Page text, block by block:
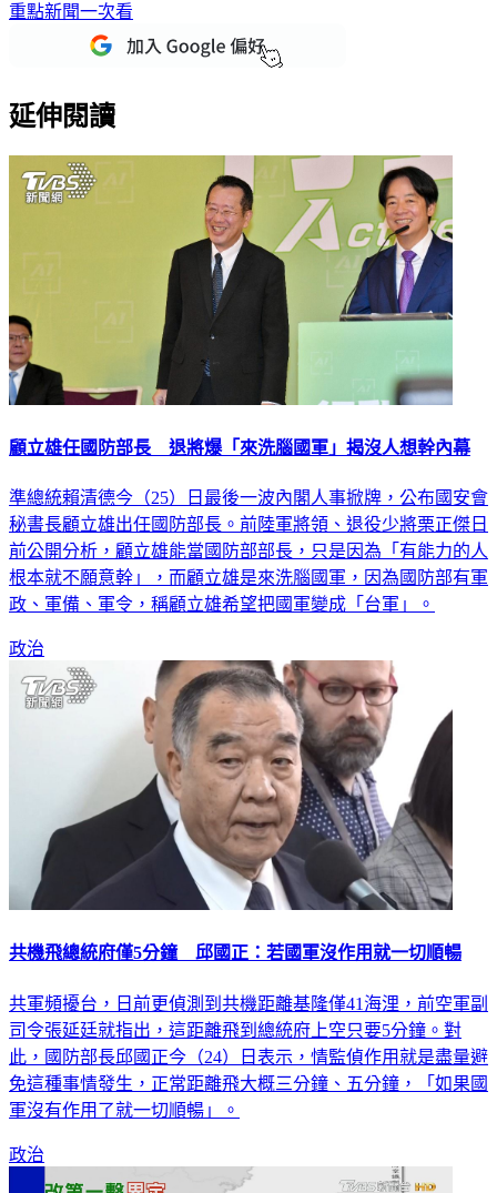
重點新聞一次看
延伸閱讀
顧立雄任國防部長 退將爆「來洗腦國軍」揭沒人想幹內幕
準總統賴清德今（25）日最後一波內閣人事掀牌，公布國安會
秘書長顧立雄出任國防部長。前陸軍將領、退役少將栗正傑日
前公開分析，顧立雄能當國防部部長，只是因為「有能力的人
根本就不願意幹」，而顧立雄是來洗腦國軍，因為國防部有軍
政、軍備、軍令，稱顧立雄希望把國軍變成「台軍」。
政治
共機飛總統府僅5分鐘 邱國正：若國軍沒作用就一切順暢
共軍頻擾台，日前更偵測到共機距離基隆僅41海浬，前空軍副
司令張延廷就指出，這距離飛到總統府上空只要5分鐘。對
此，國防部長邱國正今（24）日表示，情監偵作用就是盡量避
免這種事情發生，正常距離飛大概三分鐘、五分鐘，「如果國
軍沒有作用了就一切順暢」。
政治